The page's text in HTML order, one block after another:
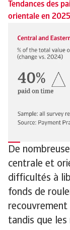
Tendances des
orientale en 2025
De
centrale et
difficultés à
fonds de
tandis que